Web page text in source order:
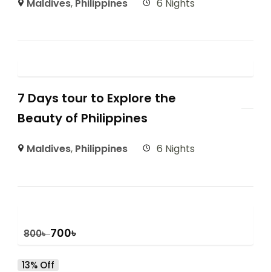
Maldives, Philippines 6 Nights
7 Days tour to Explore the
Beauty of Philippines
Maldives, Philippines 6 Nights
800৳ 700৳
13% Off